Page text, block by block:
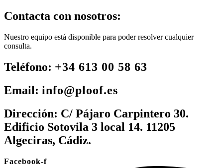
Contacta con nosotros:
Nuestro equipo está disponible para poder resolver cualquier
consulta.
Teléfono: +34 613 00 58 63
Email: info@ploof.es
Dirección: C/ Pájaro Carpintero 30.
Edificio Sotovila 3 local 14. 11205
Algeciras, Cádiz.
Facebook-f